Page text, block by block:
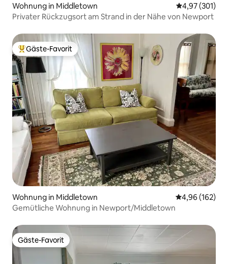
Wohnung in Middletown
4,97 (301)
Privater Rückzugsort am Strand in der Nähe von Newport
Beliebter Gäste-Favorit.
Gäste-Favorit
Wohnung in Middletown
4,96 (162)
Gemütliche Wohnung in Newport/Middletown
Gäste-Favorit
Gäste-Favorit